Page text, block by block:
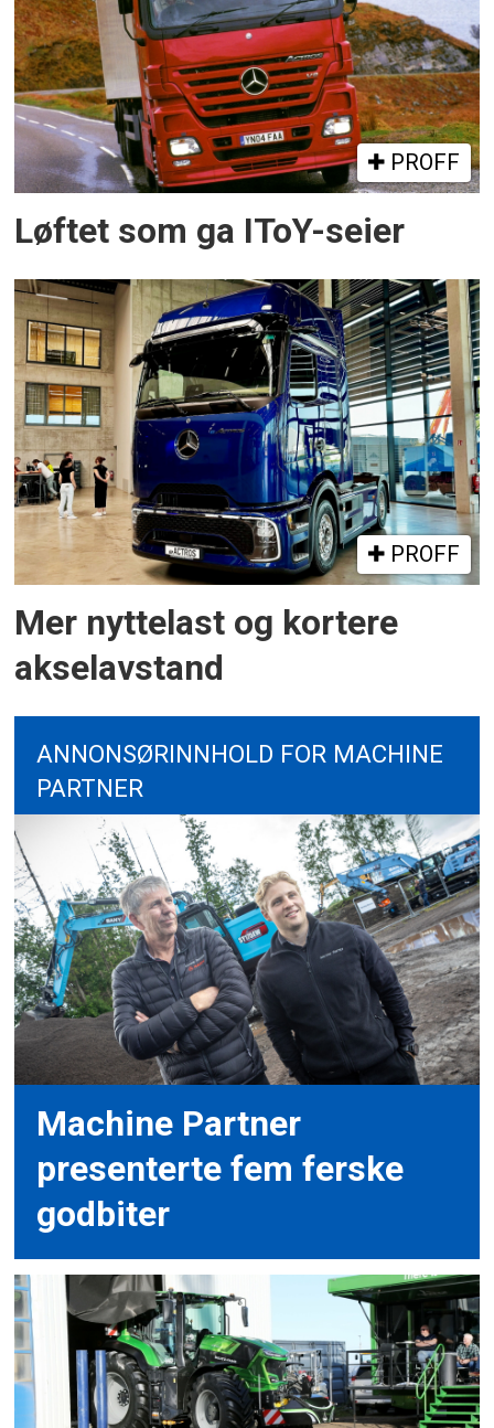
PROFF
Løftet som ga IToY-seier
PROFF
Mer nyttelast og kortere
akselavstand
ANNONSØRINNHOLD FOR MACHINE
PARTNER
Machine Partner
presenterte fem ferske
godbiter